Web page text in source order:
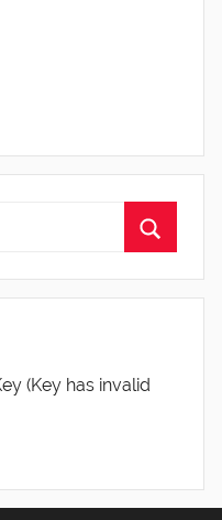
(Key has invalid